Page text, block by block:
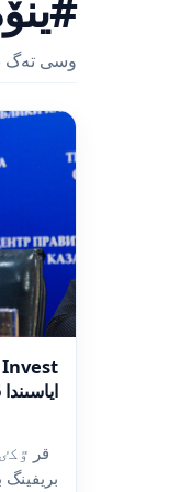
وسى تەگ
اياسىندا 6 مىڭ تۇراقتى جۇمىس ورنى قۇرىلدى
قر